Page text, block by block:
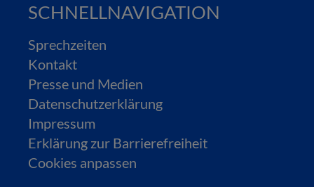
SCHNELLNAVIGATION
Sprechzeiten
Kontakt
Presse und Medien
Datenschutzerklärung
Impressum
Erklärung zur Barrierefreiheit
Cookies anpassen